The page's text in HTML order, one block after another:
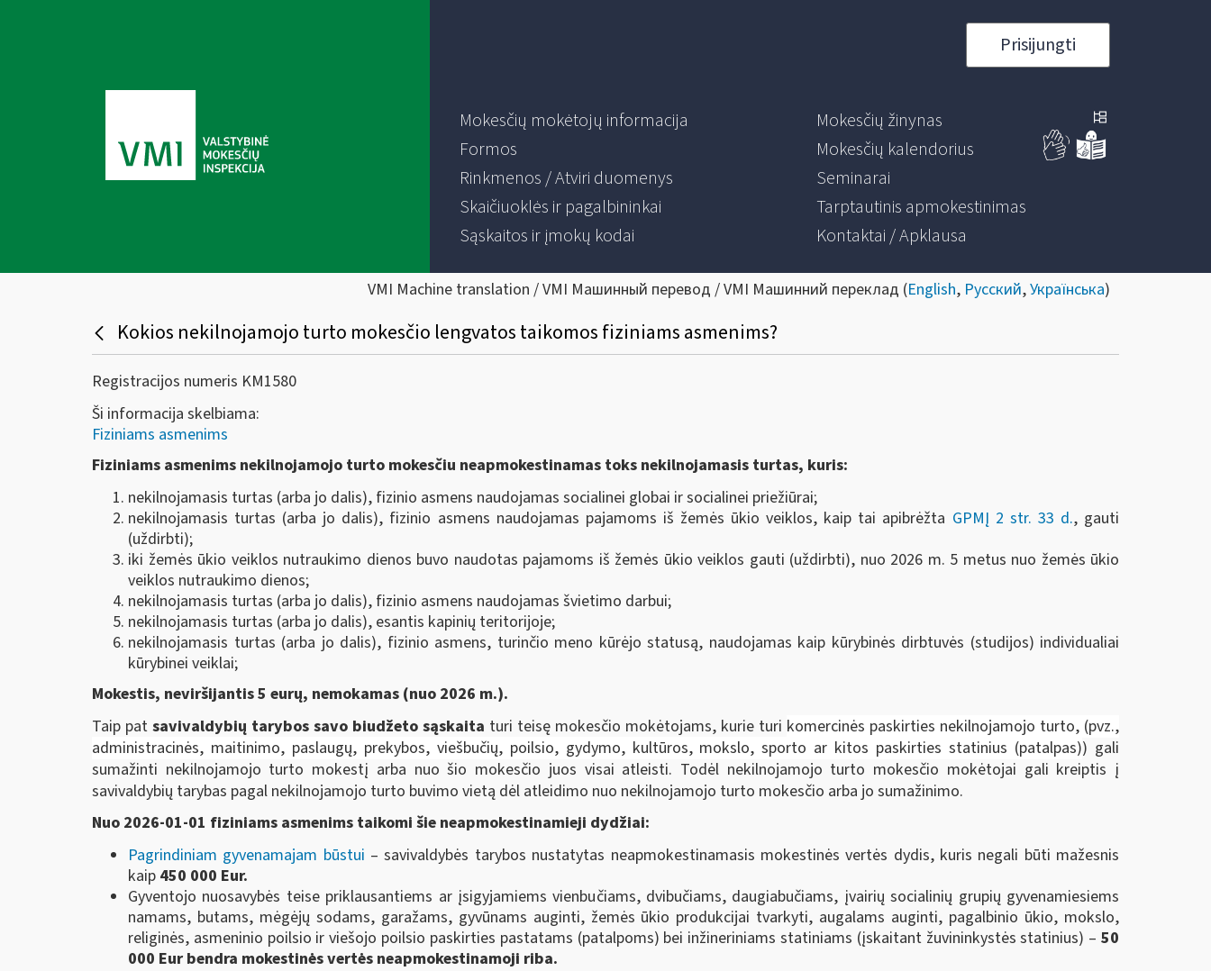
Prisijungti
Mokesčių mokėtojų informacija
Formos
Rinkmenos / Atviri duomenys
Skaičiuoklės ir pagalbininkai
Sąskaitos ir įmokų kodai
Mokesčių žinynas
Mokesčių kalendorius
Seminarai
Tarptautinis apmokestinimas
Kontaktai / Apklausa
VMI Machine translation / VMI Машинный перевод / VMI Машинний переклад (English, Русский,Українська)
Kokios nekilnojamojo turto mokesčio lengvatos taikomos fiziniams asmenims?
Registracijos numeris KM1580
Ši informacija skelbiama:
Fiziniams asmenims
Fiziniams asmenims nekilnojamojo turto mokesčiu neapmokestinamas toks nekilnojamasis turtas, kuris:
nekilnojamasis turtas (arba jo dalis), fizinio asmens naudojamas socialinei globai ir socialinei priežiūrai;
nekilnojamasis turtas (arba jo dalis), fizinio asmens naudojamas pajamoms iš žemės ūkio veiklos, kaip tai apibrėžta GPMĮ 2 str. 33 d., gauti
(uždirbti);
iki žemės ūkio veiklos nutraukimo dienos buvo naudotas pajamoms iš žemės ūkio veiklos gauti (uždirbti), nuo 2026 m. 5 metus nuo žemės ūkio
veiklos nutraukimo dienos;
nekilnojamasis turtas (arba jo dalis), fizinio asmens naudojamas švietimo darbui;
nekilnojamasis turtas (arba jo dalis), esantis kapinių teritorijoje;
nekilnojamasis turtas (arba jo dalis), fizinio asmens, turinčio meno kūrėjo statusą, naudojamas kaip kūrybinės dirbtuvės (studijos) individualiai
kūrybinei veiklai;
Mokestis, neviršijantis 5 eurų, nemokamas (nuo 2026 m.).
Taip pat savivaldybių tarybos savo biudžeto sąskaita turi teisę mokesčio mokėtojams, kurie turi komercinės paskirties nekilnojamojo turto, (pvz.,
administracinės, maitinimo, paslaugų, prekybos, viešbučių, poilsio, gydymo, kultūros, mokslo, sporto ar kitos paskirties statinius (patalpas)) gali
sumažinti nekilnojamojo turto mokestį arba nuo šio mokesčio juos visai atleisti. Todėl nekilnojamojo turto mokesčio mokėtojai gali kreiptis į
savivaldybių tarybas pagal nekilnojamojo turto buvimo vietą dėl atleidimo nuo nekilnojamojo turto mokesčio arba jo sumažinimo.
Nuo 2026-01-01 fiziniams asmenims taikomi šie neapmokestinamieji dydžiai:
Pagrindiniam gyvenamajam būstui – savivaldybės tarybos nustatytas neapmokestinamasis mokestinės vertės dydis, kuris negali būti mažesnis
kaip 450 000 Eur.
Gyventojo nuosavybės teise priklausantiems ar įsigyjamiems vienbučiams, dvibučiams, daugiabučiams, įvairių socialinių grupių gyvenamiesiems
namams, butams, mėgėjų sodams, garažams, gyvūnams auginti, žemės ūkio produkcijai tvarkyti, augalams auginti, pagalbinio ūkio, mokslo,
religinės, asmeninio poilsio ir viešojo poilsio paskirties pastatams (patalpoms) bei inžineriniams statiniams (įskaitant žuvininkystės statinius) – 50
000 Eur bendra mokestinės vertės neapmokestinamoji riba.